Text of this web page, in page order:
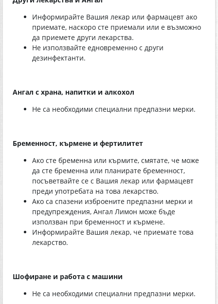
Информирайте Вашия лекар или фармацевт ако
приемате, наскоро сте приемали или е възможно
да приемете други лекарства.
Не използвайте едновременно с други
дезинфектанти.
Ангал с храна, напитки и алкохол
Не са необходими специални предпазни мерки.
Бременност, кърмене и фертилитет
Ако сте бременна или кърмите, смятате, че може
да сте бременна или планирате бременност,
посъветвайте се с Вашия лекар или фармацевт
преди употребата на това лекарство.
Ако са спазени изброените предпазни мерки и
предупреждения, Ангал Лимон може бъде
използван при бременност и кърмене.
Информирайте Вашия лекар, че приемате това
лекарство.
Шофиране и работа с машини
Не са необходими специални предпазни мерки.